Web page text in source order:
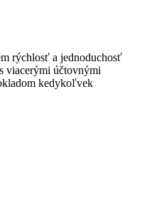
rýchlosť a jednoduchosť
viacerými účtovnými
kedykoľvek